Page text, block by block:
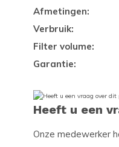
Afmetingen:
Verbruik:
Filter volume:
Garantie:
Heeft u een
Onze medewerker